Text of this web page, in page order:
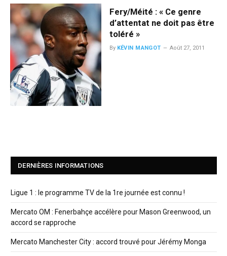
Fery/Méité : « Ce genre
d’attentat ne doit pas être
toléré »
By KÉVIN MANGOT Août 27, 2011
DERNIÈRES INFORMATIONS
Ligue 1 : le programme TV de la 1re journée est connu !
Mercato OM : Fenerbahçe accélère pour Mason Greenwood, un
accord se rapproche
Mercato Manchester City : accord trouvé pour Jérémy Monga